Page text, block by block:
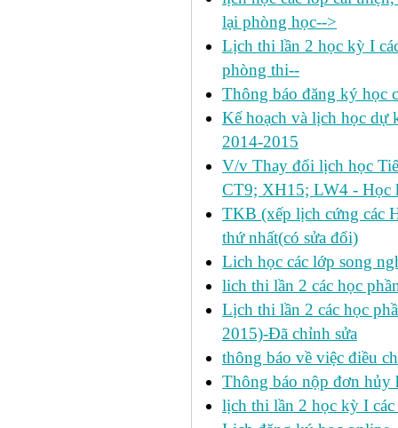
lại phòng học-->
Lịch thi lần 2 học kỳ I
phòng thi--
Thông báo đăng ký học
Kế hoạch và lịch học dự
2014-2015
V/v Thay đổi lịch học
CT9; XH15; LW4 - Học
TKB (xếp lịch cứng các
thứ nhất(có sửa đổi)
Lich học các lớp song
lich thi lần 2 các học
Lịch thi lần 2 các học
2015)-Đã chỉnh sửa
thông báo về việc điều
Thông báo nộp đơn hủy
lịch thi lần 2 học kỳ I